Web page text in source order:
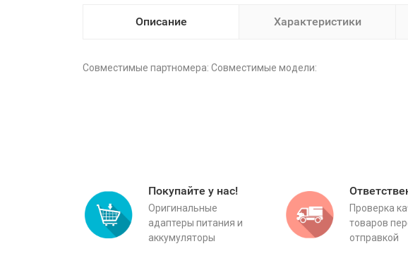
Описание Характеристики
Совместимые партномера: Совместимые модели:
Покупайте у нас!
Оригинальные
адаптеры питания и
аккумуляторы
Проверка
товаров
отправкой